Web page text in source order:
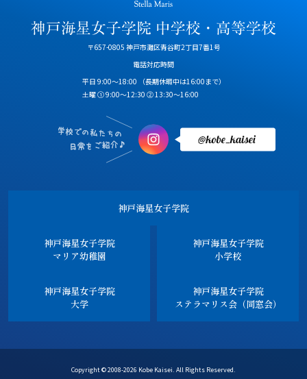
〒657-0805 神戸市灘区青谷町2丁目7番1号
電話対応時間
平日 9:00～18:00
（長期休暇中は16:00まで）
土曜 ① 9:00～12:30 ② 13:30～16:00
神戸海星女子学院
神戸海星女子学院
マリア幼稚園
神戸海星女子学院
小学校
神戸海星女子学院
大学
神戸海星女子学院
ステラマリス会（同窓会）
Copyright © 2008-2026 Kobe Kaisei. All Rights Reserved.